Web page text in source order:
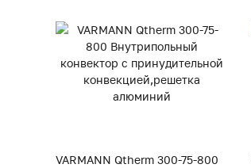
VARMANN Qtherm 300-75-800